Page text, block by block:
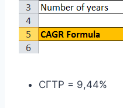
СГТР = 9,44%